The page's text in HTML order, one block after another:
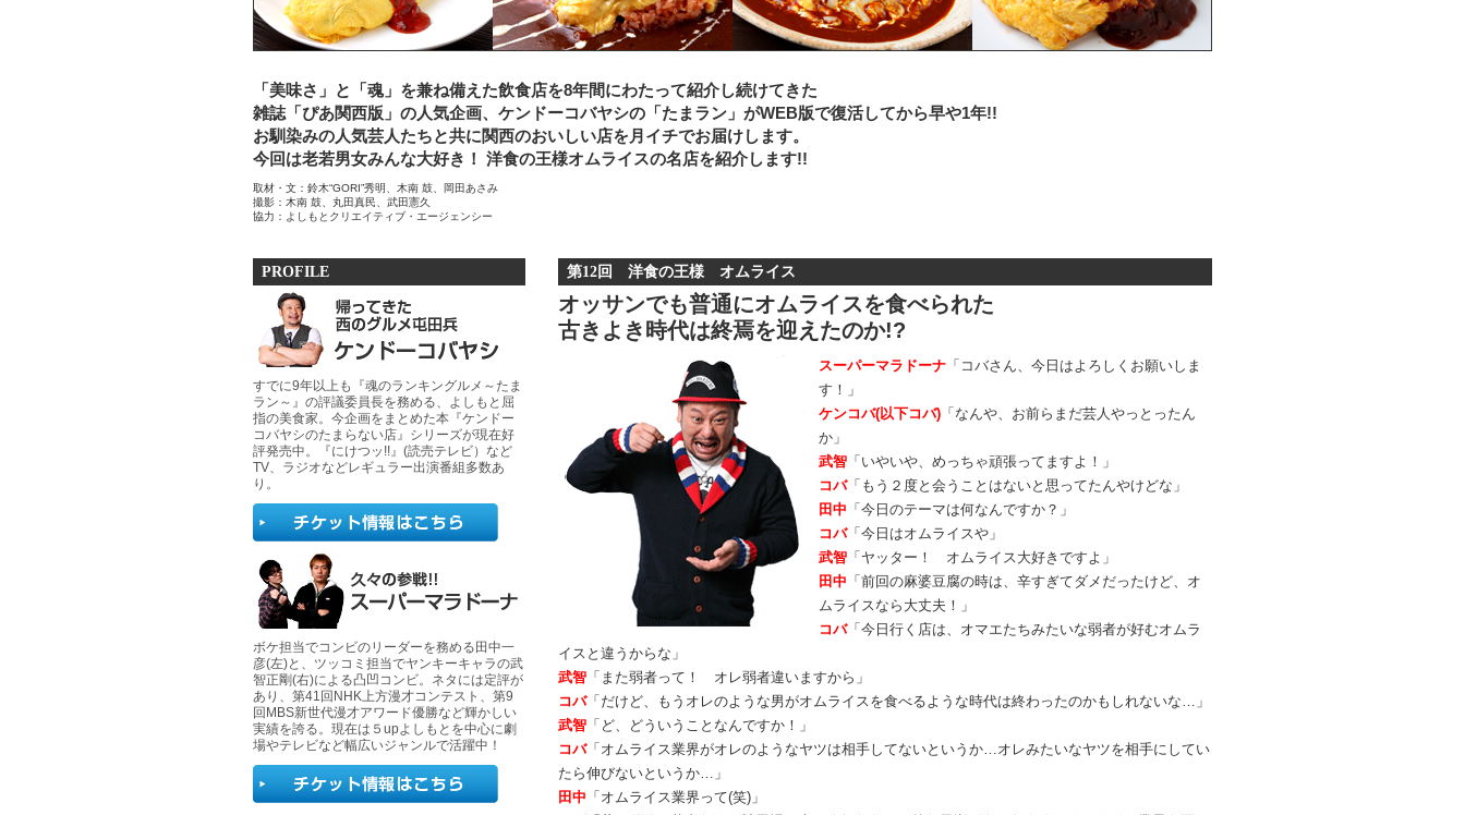
「美味さ」と「魂」を兼ね備えた飲食店を8年間にわたって紹介し続けてきた
雑誌「ぴあ関西版」の人気企画、ケンドーコバヤシの「たまラン」がWEB版で復活してから早や1年!!
お馴染みの人気芸人たちと共に関西のおいしい店を月イチでお届けします。
今回は老若男女みんな大好き！ 洋食の王様オムライスの名店を紹介します!!
取材・文：鈴木“GORI”秀明、木南 鼓、岡田あさみ
撮影：木南 鼓、丸田真民、武田憲久
協力：よしもとクリエイティブ・エージェンシー
PROFILE
すでに9年以上も『魂のランキングルメ～たま
ラン～』の評議委員長を務める、よしもと屈
指の美食家。今企画をまとめた本『ケンドー
コバヤシのたまらない店』シリーズが現在好
評発売中。『にけつッ!!』(読売テレビ）など
TV、ラジオなどレギュラー出演番組多数あ
り。
ボケ担当でコンビのリーダーを務める田中一
彦(左)と、ツッコミ担当でヤンキーキャラの武
智正剛(右)による凸凹コンビ。ネタには定評が
あり、第41回NHK上方漫才コンテスト、第9
回MBS新世代漫才アワード優勝など輝かしい
実績を誇る。現在は５upよしもとを中心に劇
場やテレビなど幅広いジャンルで活躍中！
第12回 洋食の王様 オムライス
オッサンでも普通にオムライスを食べられた
古きよき時代は終焉を迎えたのか!?
スーパーマラドーナ 「コバさん、今日はよろしくお願いしま
す！」
ケンコバ(以下コバ) 「なんや、お前らまだ芸人やっとったん
か」
武智 「いやいや、めっちゃ頑張ってますよ！」
コバ「もう２度と会うことはないと思ってたんやけどな」
田中 「今日のテーマは何なんですか？」
コバ「今日はオムライスや」
武智 「ヤッター！ オムライス大好きですよ」
田中 「前回の麻婆豆腐の時は、辛すぎてダメだったけど、オ
ムライスなら大丈夫！」
コバ「今日行く店は、オマエたちみたいな弱者が好むオムラ
イスと違うからな」
武智 「また弱者って！ オレ弱者違いますから」
コバ「だけど、もうオレのような男がオムライスを食べるような時代は終わったのかもしれないな…」
武智 「ど、どういうことなんですか！」
コバ「オムライス業界がオレのようなヤツは相手してないというか…オレみたいなヤツを相手にしてい
たら伸びないというか…」
田中 「オムライス業界って(笑)」